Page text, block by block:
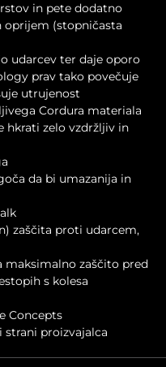
in pete dodatno
oprijem (stopničasta
udarcev ter daje oporo
prav tako povečuje
utrujenost
Cordura materiala
hkrati zelo vzdržljiv in
da bi umazanija in
zaščita proti udarcem,
maksimalno zaščito pred
s kolesa
Concepts
strani proizvajalca